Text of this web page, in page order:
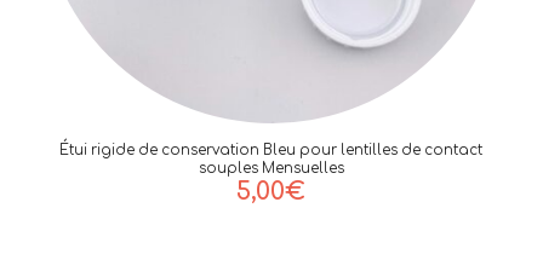
Étui rigide de conservation Bleu pour lentilles de contact
souples Mensuelles
5,00€